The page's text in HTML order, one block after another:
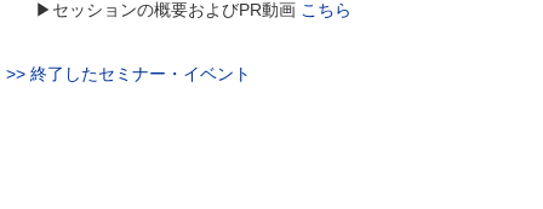
▶セッションの概要およびPR動画 こちら
>> 終了したセミナー・イベント